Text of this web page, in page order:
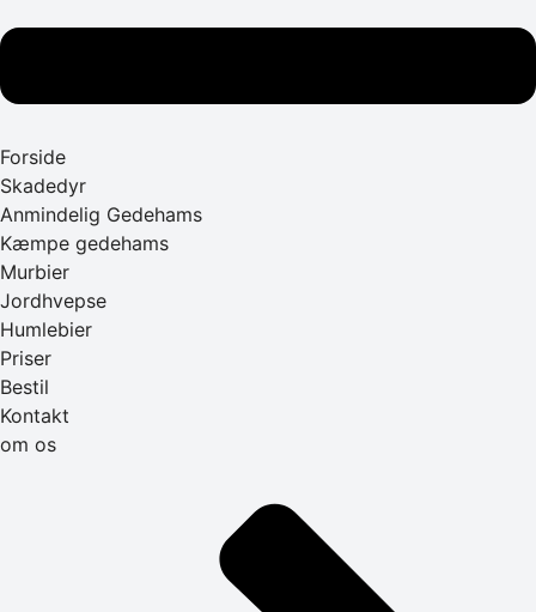
Forside
Skadedyr
Anmindelig Gedehams
Kæmpe gedehams
Murbier
Jordhvepse
Humlebier
Priser
Bestil
Kontakt
om os